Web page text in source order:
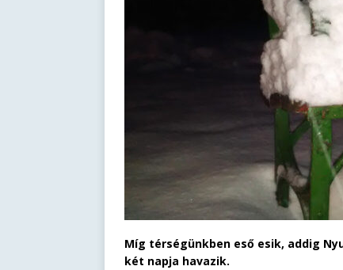
Míg térségünkben eső esik, addig
két napja havazik.